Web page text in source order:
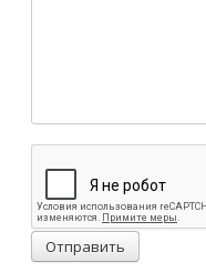
Отправить